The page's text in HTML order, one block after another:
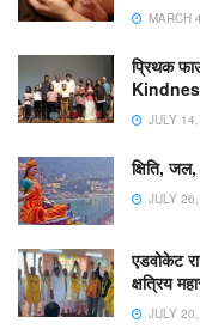
MARCH
प्रिथक
JULY
क्षिति,
JULY
एडवोकेट
क्षत्रिय
JULY